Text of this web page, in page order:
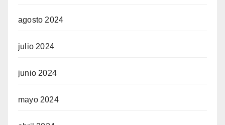
agosto 2024
julio 2024
junio 2024
mayo 2024